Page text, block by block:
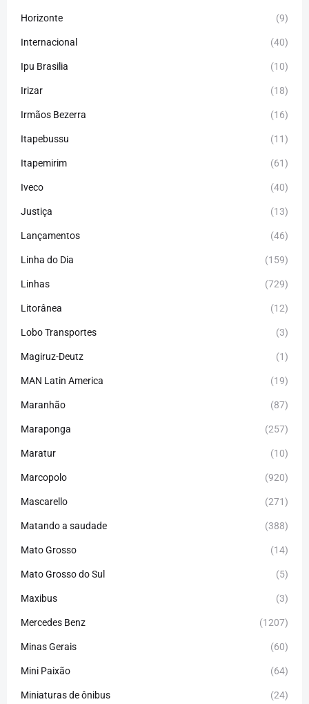
Horizonte (9)
Internacional (40)
Ipu Brasilia (10)
Irizar (18)
Irmãos Bezerra (16)
Itapebussu (11)
Itapemirim (61)
Iveco (40)
Justiça (13)
Lançamentos (46)
Linha do Dia (159)
Linhas (729)
Litorânea (12)
Lobo Transportes (3)
Magiruz-Deutz (1)
MAN Latin America (19)
Maranhão (87)
Maraponga (257)
Maratur (10)
Marcopolo (920)
Mascarello (271)
Matando a saudade (388)
Mato Grosso (14)
Mato Grosso do Sul (5)
Maxibus (3)
Mercedes Benz (1207)
Minas Gerais (60)
Mini Paixão (64)
Miniaturas de ônibus (24)